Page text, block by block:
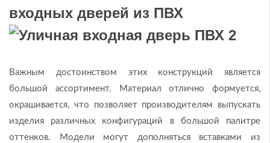
входных дверей из ПВХ
Важным достоинством этих конструкций является
большой ассортимент. Материал отлично формуется,
окрашивается, что позволяет производителям выпускать
изделия различных конфигураций в большой палитре
оттенков. Модели могут дополняться вставками из